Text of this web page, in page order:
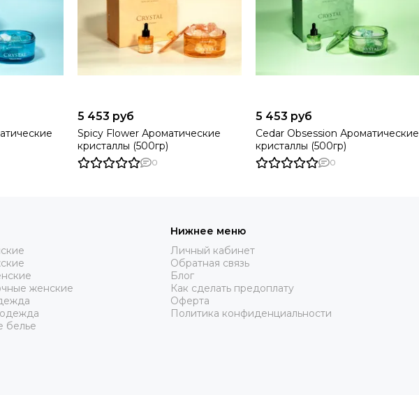
5 453 руб
Spicy Flower Ароматические
кристаллы (500гр)
0
5 453 руб
Cedar Obsession Ароматические
кристаллы (500гр)
0
женские
белье
Нижнее меню
Личный кабинет
Обратная связь
Блог
Как сделать предоплату
Оферта
Политика конфиденциальности